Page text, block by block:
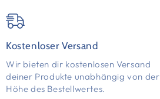
Kostenloser Versand
Wir bieten dir kostenlosen Versand
deiner Produkte unabhängig von der
Höhe des Bestellwertes.